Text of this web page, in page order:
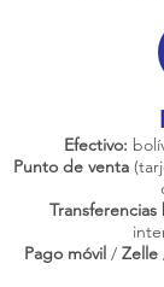
Efectivo:
Punto de venta
Transferencias
Pago móvil / Zelle